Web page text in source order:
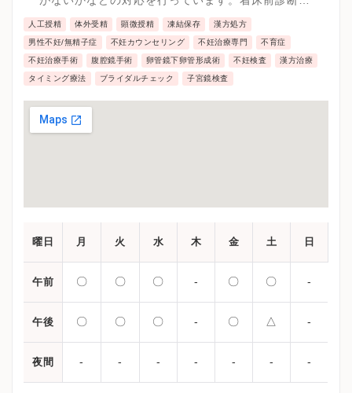
（PGT）の対象別にPGT-A、PGT-SR、PGT-Mを検討
するうえで医療施設などの相談も可能です。
人工授精 体外受精 顕微授精 凍結保存 漢方処方
男性不妊/無精子症 不妊カウンセリング 不妊治療専門 不育症
不妊治療手術 腹腔鏡手術 卵管鏡下卵管形成術 不妊検査 漢方治療
タイミング療法 ブライダルチェック 子宮鏡検査
曜日 月 火 水 木 金 土 日
午前 〇 〇 〇 - 〇 〇 -
午後 〇 〇 〇 - 〇 △ -
夜間 - - - - - - -